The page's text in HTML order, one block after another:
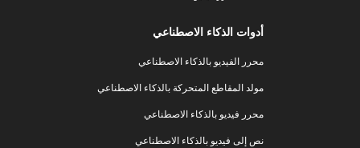
أدوات الذكاء الاصطناعي
محرر الفيديو بالذكاء الاصطناعي
مولد المقاطع المتحركة بالذكاء الاصطناعي
محرر فيديو بالذكاء الاصطناعي
نص إلى فيديو بالذكاء الاصطناعي